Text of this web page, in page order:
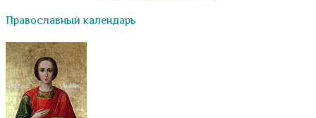
Православный календарь